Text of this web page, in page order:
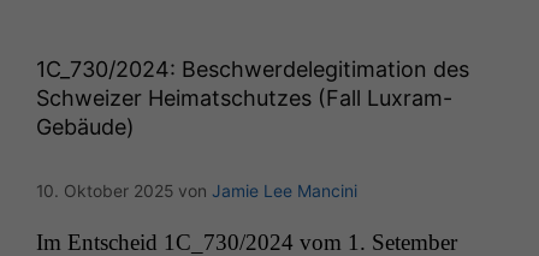
1C_730/2024: Beschwerdelegitimation des
Schweizer Heimatschutzes (Fall Luxram-
Gebäude)
10. Oktober 2025 von Jamie Lee Mancini
Im Entscheid 1C_730/2024 vom 1. Setem­ber